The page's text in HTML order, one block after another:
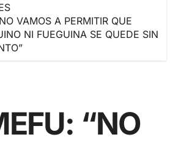
VAMOS A PERMITIR QUE
NI FUEGUINA SE QUEDE SIN
“NO